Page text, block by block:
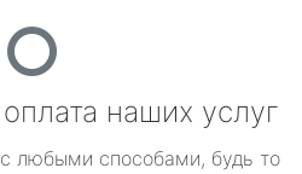
наших услуг
любыми способами, будь то